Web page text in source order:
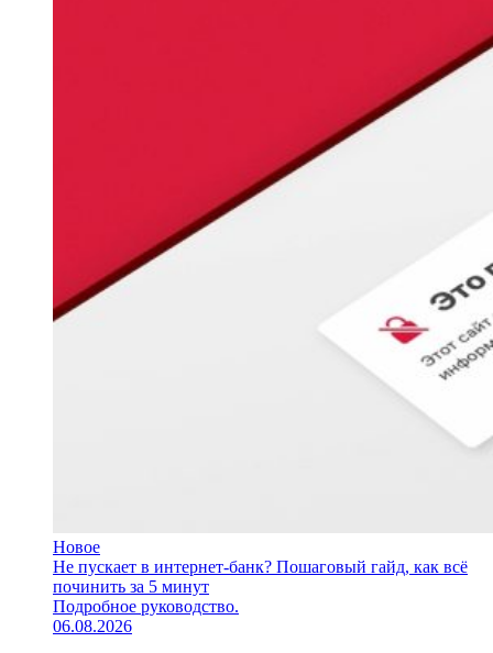
Новое
Не пускает в интернет-банк? Пошаговый гайд, как всё
починить за 5 минут
Подробное руководство.
06.08.2026